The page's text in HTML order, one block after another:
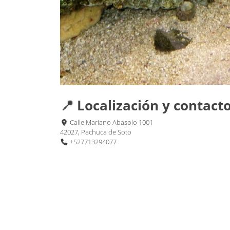
📍 Localización y
Calle Mariano Abasolo 1001
42027, Pachuca de Soto
+527713294077